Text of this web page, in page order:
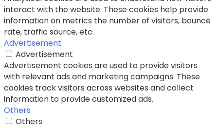
interact with the website. These cookies help provide
information on metrics the number of visitors, bounce
rate, traffic source, etc.
Advertisement
Advertisement
Advertisement cookies are used to provide visitors
with relevant ads and marketing campaigns. These
cookies track visitors across websites and collect
information to provide customized ads.
Others
Others